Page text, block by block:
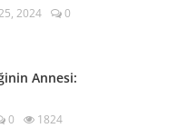
2024
0
Annesi:
0 1824